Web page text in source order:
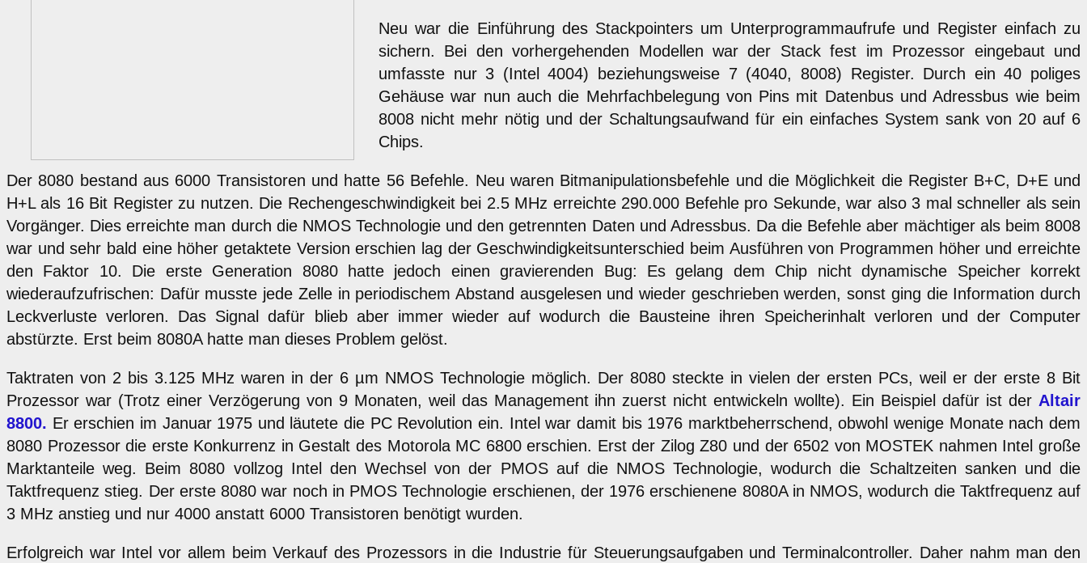
Neu war die Einführung des Stackpointers um Unterprogrammaufrufe und Register einfach zu
sichern. Bei den vorhergehenden Modellen war der Stack fest im Prozessor eingebaut und
umfasste nur 3 (Intel 4004) beziehungsweise 7 (4040, 8008) Register. Durch ein 40 poliges
Gehäuse war nun auch die Mehrfachbelegung von Pins mit Datenbus und Adressbus wie beim
8008 nicht mehr nötig und der Schaltungsaufwand für ein einfaches System sank von 20 auf 6
Chips.
Der 8080 bestand aus 6000 Transistoren und hatte 56 Befehle. Neu waren Bitmanipulationsbefehle und die Möglichkeit die Register B+C, D+E und
H+L als 16 Bit Register zu nutzen. Die Rechengeschwindigkeit bei 2.5 MHz erreichte 290.000 Befehle pro Sekunde, war also 3 mal schneller als sein
Vorgänger. Dies erreichte man durch die NMOS Technologie und den getrennten Daten und Adressbus. Da die Befehle aber mächtiger als beim 8008
war und sehr bald eine höher getaktete Version erschien lag der Geschwindigkeitsunterschied beim Ausführen von Programmen höher und erreichte
den Faktor 10. Die erste Generation 8080 hatte jedoch einen gravierenden Bug: Es gelang dem Chip nicht dynamische Speicher korrekt
wiederaufzufrischen: Dafür musste jede Zelle in periodischem Abstand ausgelesen und wieder geschrieben werden, sonst ging die Information durch
Leckverluste verloren. Das Signal dafür blieb aber immer wieder auf wodurch die Bausteine ihren Speicherinhalt verloren und der Computer
abstürzte. Erst beim 8080A hatte man dieses Problem gelöst.
Taktraten von 2 bis 3.125 MHz waren in der 6 µm NMOS Technologie möglich. Der 8080 steckte in vielen der ersten PCs, weil er der erste 8 Bit
Prozessor war (Trotz einer Verzögerung von 9 Monaten, weil das Management ihn zuerst nicht entwickeln wollte). Ein Beispiel dafür ist der Altair
8800. Er erschien im Januar 1975 und läutete die PC Revolution ein. Intel war damit bis 1976 marktbeherrschend, obwohl wenige Monate nach dem
8080 Prozessor die erste Konkurrenz in Gestalt des Motorola MC 6800 erschien. Erst der Zilog Z80 und der 6502 von MOSTEK nahmen Intel große
Marktanteile weg. Beim 8080 vollzog Intel den Wechsel von der PMOS auf die NMOS Technologie, wodurch die Schaltzeiten sanken und die
Taktfrequenz stieg. Der erste 8080 war noch in PMOS Technologie erschienen, der 1976 erschienene 8080A in NMOS, wodurch die Taktfrequenz auf
3 MHz anstieg und nur 4000 anstatt 6000 Transistoren benötigt wurden.
Erfolgreich war Intel vor allem beim Verkauf des Prozessors in die Industrie für Steuerungsaufgaben und Terminalcontroller. Daher nahm man den